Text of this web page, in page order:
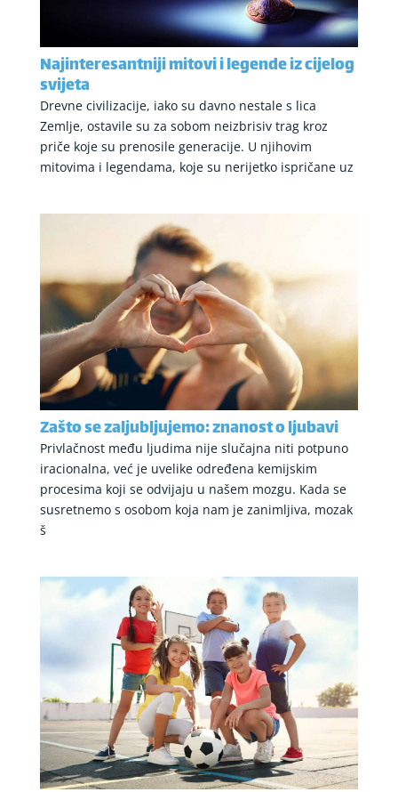
Najinteresantniji mitovi i legende iz cijelog
svijeta
Drevne civilizacije, iako su davno nestale s lica
Zemlje, ostavile su za sobom neizbrisiv trag kroz
priče koje su prenosile generacije. U njihovim
mitovima i legendama, koje su nerijetko ispričane uz
Zašto se zaljubljujemo: znanost o ljubavi
Privlačnost među ljudima nije slučajna niti potpuno
iracionalna, već je uvelike određena kemijskim
procesima koji se odvijaju u našem mozgu. Kada se
susretnemo s osobom koja nam je zanimljiva, mozak
š